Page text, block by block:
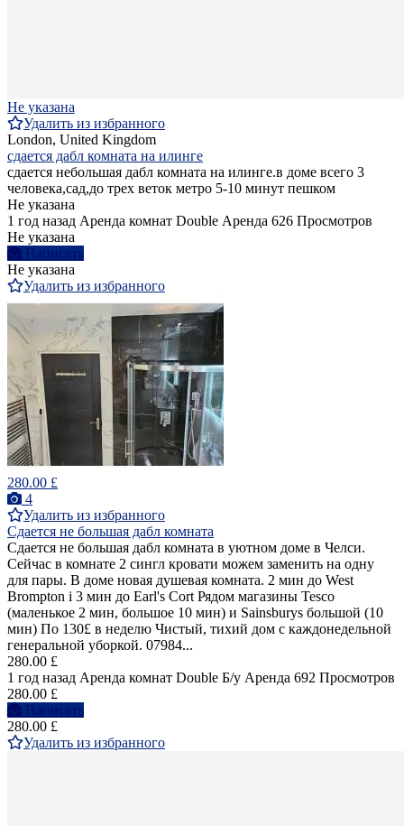
Не указана
Удалить из избранного
London, United Kingdom
сдается дабл комната на илинге
сдается небольшая дабл комната на илинге.в доме всего 3
человека,сад,до трех веток метро 5-10 минут пешком
Не указана
1 год назад Аренда комнат Double Аренда 626 Просмотров
Не указана
Написать
Не указана
Удалить из избранного
280.00 £
4
Удалить из избранного
Сдается не большая дабл комната
Сдается не большая дабл комната в уютном доме в Челси.
Сейчас в комнате 2 сингл кровати можем заменить на одну
для пары. В доме новая душевая комната. 2 мин до West
Brompton i 3 мин до Earl's Cort Рядом магазины Tesco
(маленькое 2 мин, большое 10 мин) и Sainsburys большой (10
мин) По 130£ в неделю Чистый, тихий дом с каждонедельной
генеральной уборкой. 07984...
280.00 £
1 год назад Аренда комнат Double Б/у Аренда 692 Просмотров
280.00 £
Написать
280.00 £
Удалить из избранного